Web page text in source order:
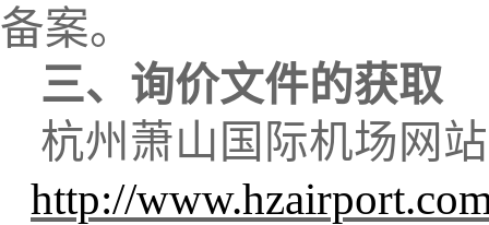
备案。
三、询价文件的获取
杭州萧山国际机场网
http://